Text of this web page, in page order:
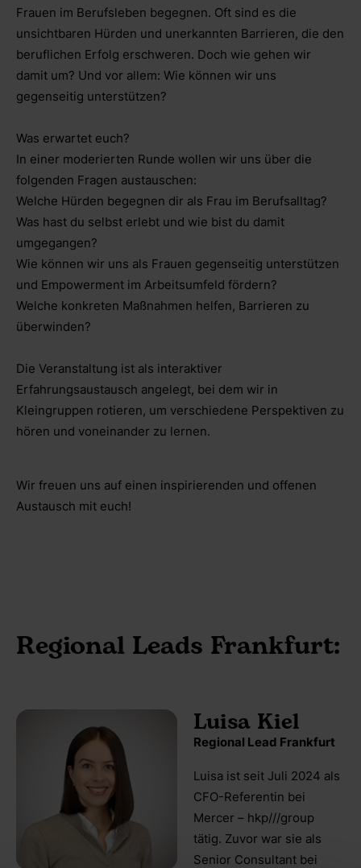
Frauen im Berufsleben begegnen. Oft sind es die
unsichtbaren Hürden und unerkannten Barrieren, die den
beruflichen Erfolg erschweren. Doch wie gehen wir
damit um? Und vor allem: Wie können wir uns
gegenseitig unterstützen?
Was erwartet euch?
In einer moderierten Runde wollen wir uns über die
folgenden Fragen austauschen:
Welche Hürden begegnen dir als Frau im Berufsalltag?
Was hast du selbst erlebt und wie bist du damit
umgegangen?
Wie können wir uns als Frauen gegenseitig unterstützen
und Empowerment im Arbeitsumfeld fördern?
Welche konkreten Maßnahmen helfen, Barrieren zu
überwinden?
Die Veranstaltung ist als interaktiver
Erfahrungsaustausch angelegt, bei dem wir in
Kleingruppen rotieren, um verschiedene Perspektiven zu
hören und voneinander zu lernen.
Wir freuen uns auf einen inspirierenden und offenen
Austausch mit euch!
Regional Leads Frankfurt:
Luisa Kiel
Regional Lead Frankfurt
Luisa ist seit Juli 2024 als
CFO-Referentin bei
Mercer – hkp///group
tätig. Zuvor war sie als
Senior Consultant bei